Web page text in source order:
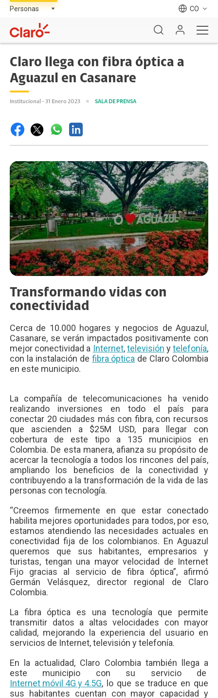
CO
Claro llega con fibra óptica a
Aguazul en Casanare
Institucional - 31 Enero 2023 SALA DE PRENSA
Transformando vidas con
conectividad
Cerca de 10.000 hogares y negocios de Aguazul,
Casanare, se verán impactados positivamente con
mejor conectividad a Internet,televisión ytelefonía,
con la instalación de fibra óptica de Claro Colombia
en este municipio.
La compañía de telecomunicaciones ha venido
realizando inversiones en todo el país para
conectar 20 ciudades más con fibra, con recursos
que ascienden a $25M USD, para llegar con
cobertura de este tipo a 135 municipios en
Colombia. De esta manera, afianza su propósito de
acercar la tecnología a todos los rincones del país,
ampliando los beneficios de la conectividad y
contribuyendo a la transformación de la vida de las
personas con tecnología.
“Creemos firmemente en que estar conectado
habilita mejores oportunidades para todos, por eso,
estamos atendiendo las necesidades actuales en
conectividad fija de los colombianos. En Aguazul
queremos que sus habitantes, empresarios y
turistas, tengan una mayor velocidad de Internet
Fijo gracias al servicio de fibra óptica”, afirmó
Germán Velásquez, director regional de Claro
Colombia.
La fibra óptica es una tecnología que permite
transmitir datos a altas velocidades con mayor
calidad, mejorando la experiencia del usuario en
servicios de Internet, televisión y telefonía.
En la actualidad, Claro Colombia también llega a
este municipio con su servicio de
Internet móvil 4G y 4.5G, lo que se traduce en que
sus habitantes cuentan con mayor capacidad y